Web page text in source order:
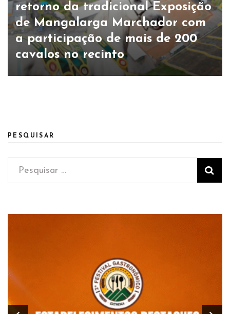
retorno da tradicional Exposição
de Mangalarga Marchador com
a participação de mais de 200
cavalos no recinto
PESQUISAR
Pesquisar
por: